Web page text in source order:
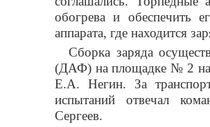
обогрева и обеспечить
аппарата, где находится
Сборка заряда
(ДАФ) на площадке № 2 на
Е.А. Негин. За
испытаний отвечал
Сергеев.